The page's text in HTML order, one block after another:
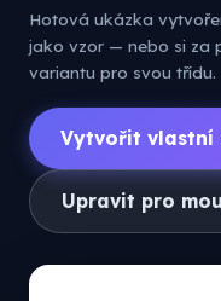
Hotová ukázka
jako vzor — nebo si za
variantu pro svou třídu.
Vytvořit vlastní
Upravit pro